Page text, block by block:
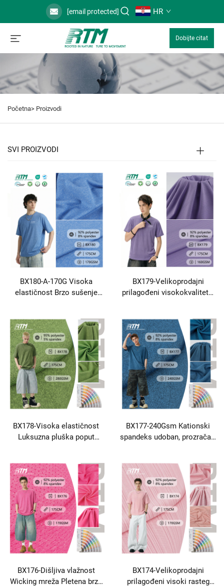
[email protected] HR
Dobijte citat
Početna> Proizvodi
SVI PROIZVODI
BX180-A-170G Visoka
elastičnost Brzo sušenje
poliestersko spandeksno
tkanino za proljetne i ljetne
sportske kompletove
BX179-Velikoprodajni
prilagođeni visokokvalitetni
spandeks za jogu
BX178-Visoka elastičnost
Luksuzna pluška poput
za sportske setove Topovi
legging
BX177-240Gsm Kationski
spandeks udoban, prozračan,
za odjeću i setove
BX176-Dišljiva vlažnost
Wicking mreža Pletena brza
BX174-Velikoprodajni
prilagođeni visoki rasteg